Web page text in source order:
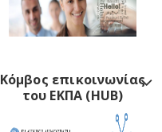
Κόμβος επικοινωνίας
του ΕΚΠΑ (HUB)